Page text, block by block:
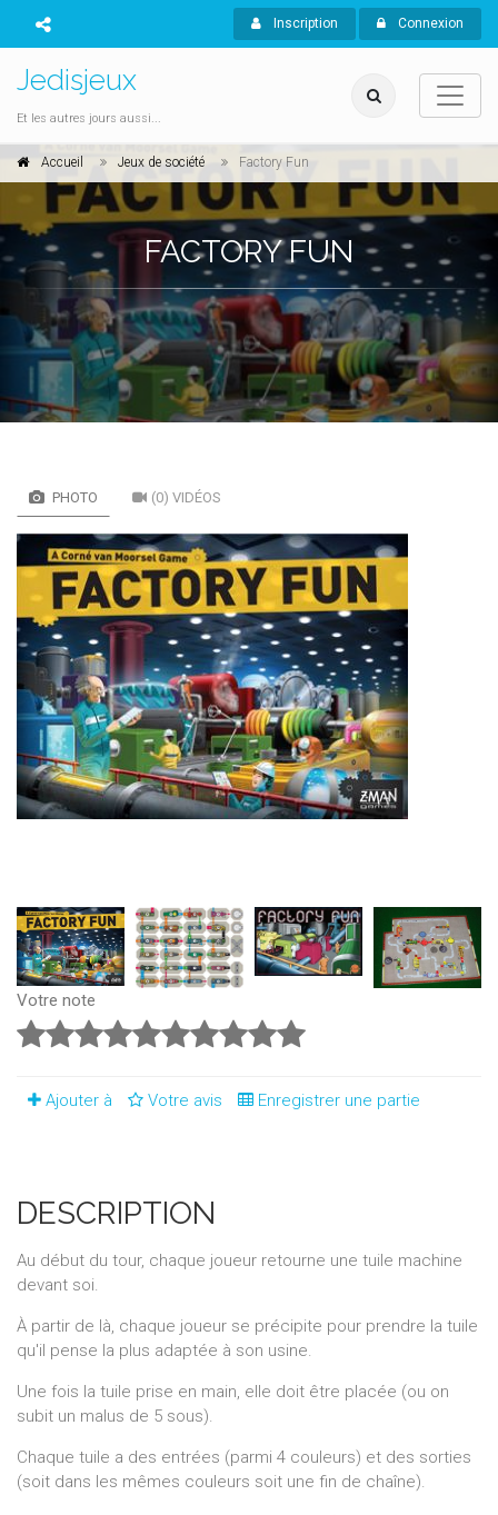
Inscription Connexion
Jedisjeux
Et les autres jours aussi...
Accueil Jeux de société Factory Fun
FACTORY FUN
PHOTO (0) VIDÉOS
Votre note
Ajouter à Votre avis Enregistrer une partie
DESCRIPTION
Au début du tour, chaque joueur retourne une tuile machine
devant soi.
À partir de là, chaque joueur se précipite pour prendre la tuile
qu'il pense la plus adaptée à son usine.
Une fois la tuile prise en main, elle doit être placée (ou on
subit un malus de 5 sous).
Chaque tuile a des entrées (parmi 4 couleurs) et des sorties
(soit dans les mêmes couleurs soit une fin de chaîne).